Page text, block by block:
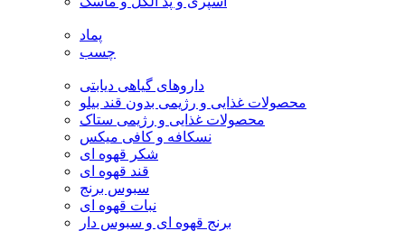
پماد
چسب
داروهای گیاهی دیابتی
محصولات غذایی و رژیمی بدون قند بیلو
محصولات غذایی و رژیمی ستاک
نسکافه و کافی میکس
شکر قهوه ای
قند قهوه ای
سبوس برنج
نبات قهوه ای
برنج قهوه ای و سبوس دار